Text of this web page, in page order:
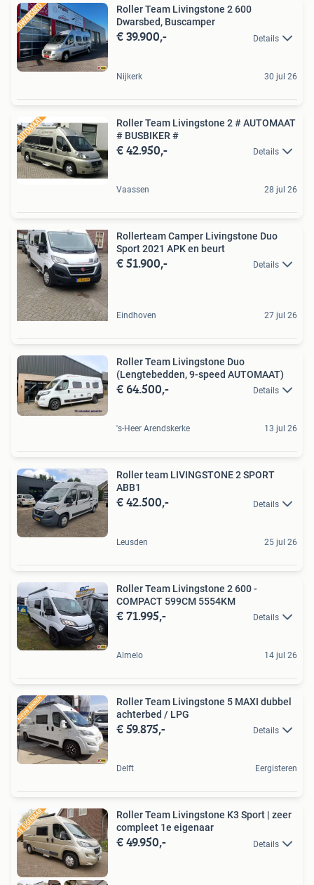
Roller Team Livingstone 2 600
Dwarsbed, Buscamper
€ 39.900,- Details
Nijkerk 30 jul 26
Roller Team Livingstone 2 # AUTOMAAT
# BUSBIKER #
€ 42.950,- Details
Vaassen 28 jul 26
Rollerteam Camper Livingstone Duo
Sport 2021 APK en beurt
€ 51.900,- Details
Eindhoven 27 jul 26
Roller Team Livingstone Duo
(Lengtebedden, 9-speed AUTOMAAT)
€ 64.500,- Details
's-Heer Arendskerke 13 jul 26
Roller team LIVINGSTONE 2 SPORT
ABB1
€ 42.500,- Details
Leusden 25 jul 26
Roller Team Livingstone 2 600 -
COMPACT 599CM 5554KM
€ 71.995,- Details
Almelo 14 jul 26
Roller Team Livingstone 5 MAXI dubbel
achterbed / LPG
€ 59.875,- Details
Delft Eergisteren
Roller Team Livingstone K3 Sport | zeer
compleet 1e eigenaar
€ 49.950,- Details